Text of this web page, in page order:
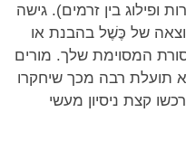
ופילוג בין זרמים). גישה
של כֶּשֶׁל בהבנת או
המסוימת שלך. מורים
תועלת רבה מכך שיחקרו
קצת ניסיון מעשי